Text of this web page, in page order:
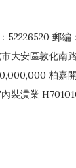
52226520 郵編
大安區敦化南
柏嘉
裝潢業
H703100 不動